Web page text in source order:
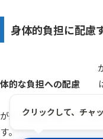
クリックして、チャ
身体的負担に配慮
ミドル世代やシニア世代
体的な負担への配慮
体力や回復力に違いが
が続く職種を選ぶと、途
す。